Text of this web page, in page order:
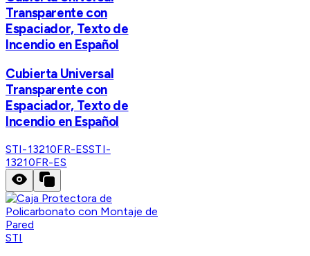
Transparente con
Espaciador, Texto de
Incendio en Español
Cubierta Universal
Transparente con
Espaciador, Texto de
Incendio en Español
STI-13210FR-ESSTI-
13210FR-ES
STI